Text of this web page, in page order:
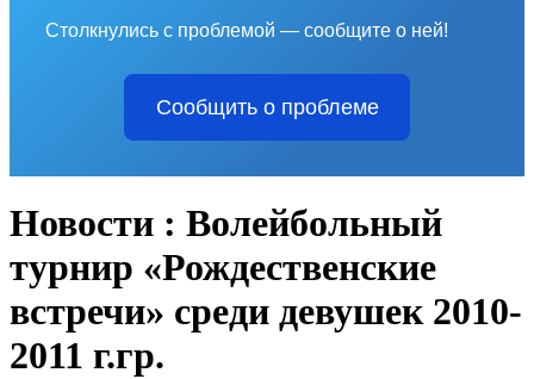
Столкнулись с проблемой — сообщите о ней!
Сообщить о проблеме
Новости : Волейбольный
турнир «Рождественские
встречи» среди девушек 2010-
2011 г.гр.